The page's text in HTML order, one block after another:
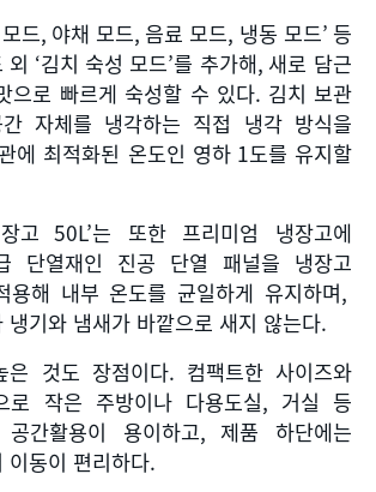
드, 야채 모드, 음료 모드, 냉동 모드’ 등
외 ‘김치 숙성 모드’를 추가해, 새로 담근
으로 빠르게 숙성할 수 있다. 김치 보관
자체를 냉각하는 직접 냉각 방식을
에 최적화된 온도인 영하1도를 유지할
고 50L’는 또한 프리미엄 냉장고에
단열재인 진공 단열 패널을 냉장고
용해 내부 온도를 균일하게 유지하며,
냉기와 냄새가 바깥으로 새지 않는다.
은 것도 장점이다. 컴팩트한 사이즈와
로 작은 주방이나 다용도실, 거실 등
간활용이 용이하고, 제품 하단에는
이동이 편리하다.